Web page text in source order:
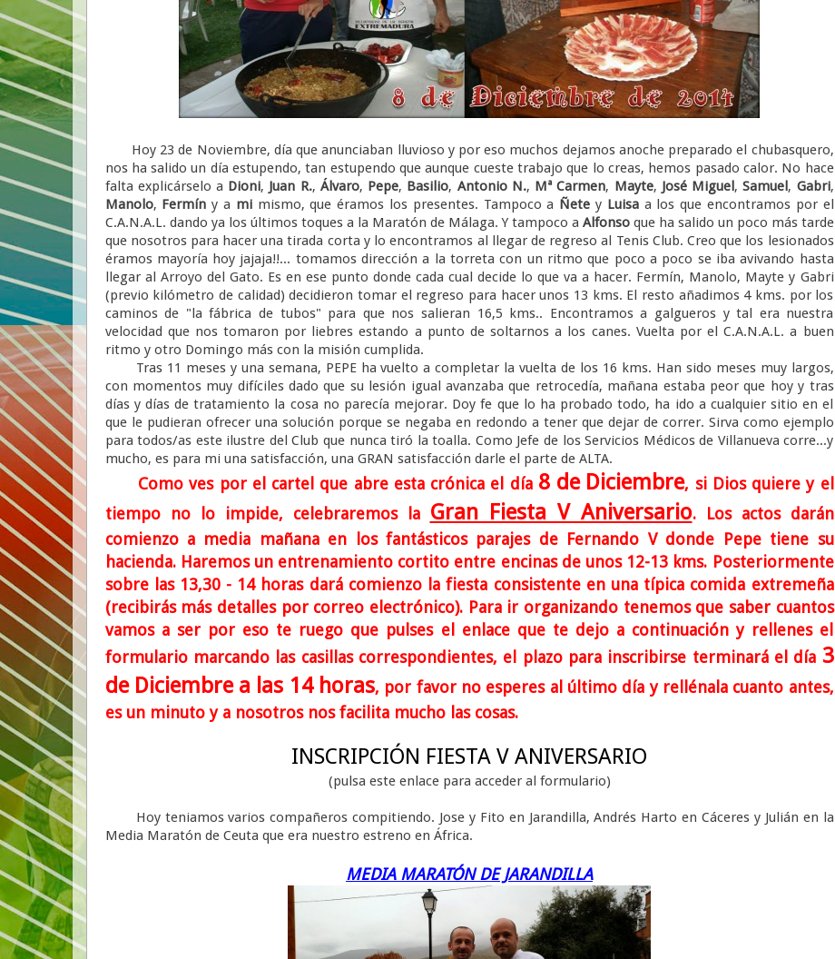
Hoy 23 de Noviembre, día que anunciaban lluvioso y por eso muchos dejamos anoche preparado el chubasquero,
nos ha salido un día estupendo, tan estupendo que aunque cueste trabajo que lo creas, hemos pasado calor. No hace
falta explicárselo a Dioni, Juan R., Álvaro, Pepe, Basilio, Antonio N., Mª Carmen, Mayte, José Miguel,Samuel, Gabri,
Manolo, Fermín y a mi mismo, que éramos los presentes. Tampoco a Ñete y Luisaa los que encontramos por el
C.A.N.A.L. dando ya los últimos toques a la Maratón de Málaga. Y tampoco a Alfonso que ha salido un poco más tarde
que nosotros para hacer una tirada corta y lo encontramos al llegar de regreso al Tenis Club. Creo que los lesionados
éramos mayoría hoy jajaja!!... tomamos dirección a la torreta con un ritmo que poco a poco se iba avivando hasta
llegar al Arroyo del Gato. Es en ese punto donde cada cual decide lo que va a hacer. Fermín, Manolo, Mayte y Gabri
(previo kilómetro de calidad) decidieron tomar el regreso para hacer unos 13 kms. El resto añadimos 4 kms. por los
caminos de "la fábrica de tubos" para que nos salieran 16,5 kms.. Encontramos a galgueros y tal era nuestra
velocidad que nos tomaron por liebres estando a punto de soltarnos a los canes. Vuelta por el C.A.N.A.L. a buen
ritmo y otro Domingo más con la misión cumplida.
Tras 11 meses y una semana, PEPE ha vuelto a completar la vuelta de los 16 kms. Han sido meses muy largos,
con momentos muy difíciles dado que su lesión igual avanzaba que retrocedía, mañana estaba peor que hoy y tras
días y días de tratamiento la cosa no parecía mejorar. Doy fe que lo ha probado todo, ha ido a cualquier sitio en el
que le pudieran ofrecer una solución porque se negaba en redondo a tener que dejar de correr. Sirva como ejemplo
para todos/as este ilustre del Club que nunca tiró la toalla. Como Jefe de los Servicios Médicos de Villanueva corre...y
mucho, es para mi una satisfacción, una GRAN satisfacción darle el parte de ALTA.
Como ves por el cartel que abre esta crónica el día 8 de Diciembre, si Dios quiere y el
tiempo no lo impide, celebraremos la Gran Fiesta V Aniversario. Los actos darán
comienzo a media mañana en los fantásticos parajes de Fernando V donde Pepe tiene su
hacienda. Haremos un entrenamiento cortito entre encinas de unos 12-13 kms. Posteriormente
sobre las 13,30 - 14 horas dará comienzo la fiesta consistente en una típica comida extremeña
(recibirás más detalles por correo electrónico). Para ir organizando tenemos que saber cuantos
vamos a ser por eso te ruego que pulses el enlace que te dejo a continuación y rellenes el
formulario marcando las casillas correspondientes, el plazo para inscribirse terminará el día 3
de Diciembre a las 14 horas, por favor no esperes al último día y rellénala cuanto antes,
es un minuto y a nosotros nos facilita mucho las cosas.
INSCRIPCIÓN FIESTA V ANIVERSARIO
(pulsa este enlace para acceder al formulario)
Hoy teniamos varios compañeros compitiendo. Jose y Fito en Jarandilla, Andrés Harto en Cáceres y Julián en la
Media Maratón de Ceuta que era nuestro estreno en África.
MEDIA MARATÓN DE JARANDILLA